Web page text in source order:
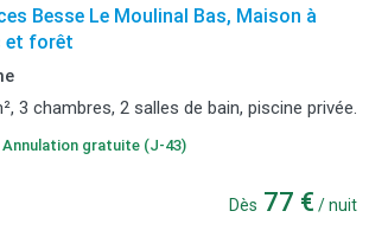
Besse Le Moulinal Bas, Maison à
et forêt
3 chambres, 2 salles de bain, piscine privée.
gratuite (J-43)
Dès 77 € / nuit